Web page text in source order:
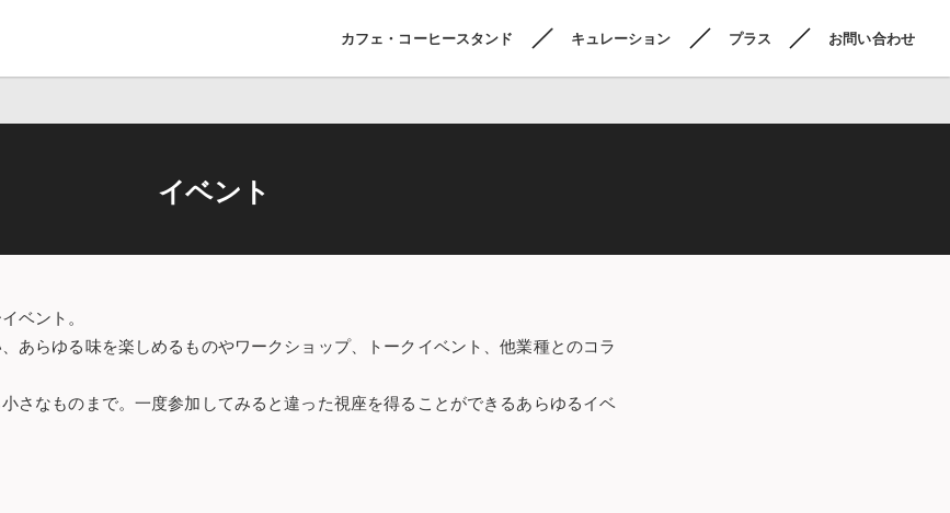
カフェ・コーヒースタンド キュレーション プラス お問い合わせ
イベント
ベント。
あらゆる味を楽しめるものやワークショップ、トークイベント、他業種とのコラ
さなものまで。一度参加してみると違った視座を得ることができるあらゆるイベ